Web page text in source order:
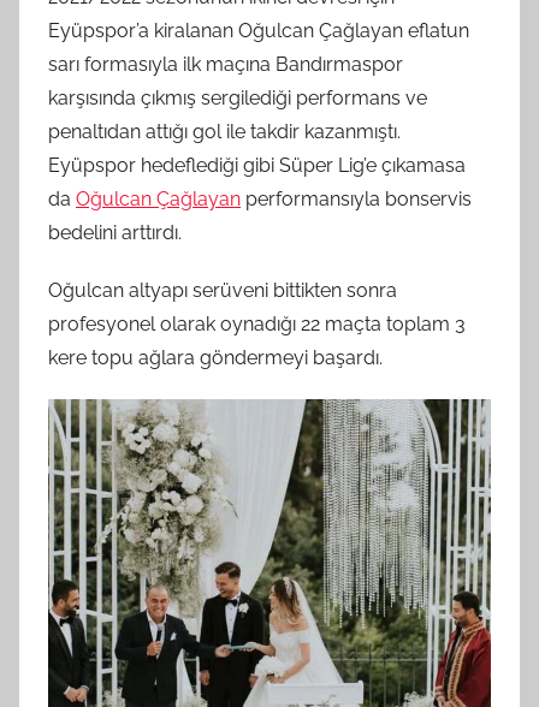
Eyüpspor’a kiralanan Oğulcan Çağlayan eflatun
sarı formasıyla ilk maçına Bandırmaspor
karşısında çıkmış sergilediği performans ve
penaltıdan attığı gol ile takdir kazanmıştı.
Eyüpspor hedeflediği gibi Süper Lig’e çıkamasa
da Oğulcan Çağlayan performansıyla bonservis
bedelini arttırdı.
Oğulcan altyapı serüveni bittikten sonra
profesyonel olarak oynadığı 22 maçta toplam 3
kere topu ağlara göndermeyi başardı.